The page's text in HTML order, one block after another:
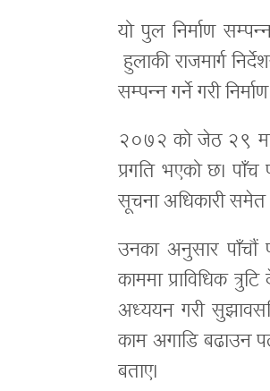
यो पुल निर्माण
हुलाकी राजमार्ग
सम्पन्न गर्ने गरी
२०७२ को जेठ २९ मा
प्रगति भएको छ।
सूचना अधिकारी समेत
उनका अनुसार
काममा प्राविधिक
अध्ययन गरी
काम अगाडि बढाउन
बताए।